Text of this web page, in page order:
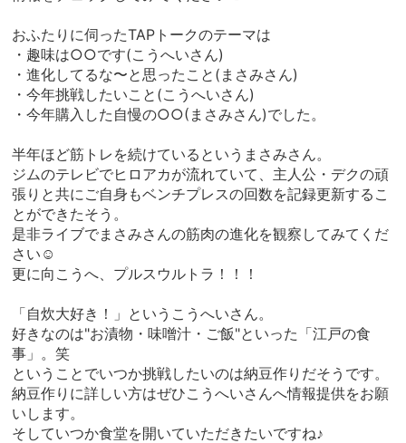
おふたりに伺ったTAPトークのテーマは
・趣味は○○です(こうへいさん)
・進化してるな〜と思ったこと(まさみさん)
・今年挑戦したいこと(こうへいさん)
・今年購入した自慢の○○(まさみさん)でした。
半年ほど筋トレを続けているというまさみさん。
ジムのテレビでヒロアカが流れていて、主人公・デクの頑
張りと共にご自身もベンチプレスの回数を記録更新するこ
とができたそう。
是非ライブでまさみさんの筋肉の進化を観察してみてくだ
さい☺︎
更に向こうへ、プルスウルトラ！！！
「自炊大好き！」というこうへいさん。
好きなのは"お漬物・味噌汁・ご飯"といった「江戸の食
事」。笑
ということでいつか挑戦したいのは納豆作りだそうです。
納豆作りに詳しい方はぜひこうへいさんへ情報提供をお願
いします。
そしていつか食堂を開いていただきたいですね♪